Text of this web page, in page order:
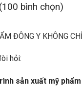
bình chọn)
ĐÔNG Y KHÔNG
hỏi:
sản xuất mỹ phẩm